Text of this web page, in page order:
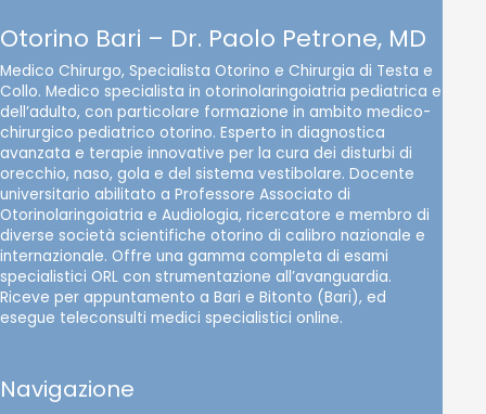
Otorino Bari – Dr. Paolo Petrone, MD
Medico Chirurgo, Specialista Otorino e Chirurgia di Testa e
Collo. Medico specialista in otorinolaringoiatria pediatrica e
dell’adulto, con particolare formazione in ambito medico-
chirurgico pediatrico otorino. Esperto in diagnostica
avanzata e terapie innovative per la cura dei disturbi di
orecchio, naso, gola e del sistema vestibolare. Docente
universitario abilitato a Professore Associato di
Otorinolaringoiatria e Audiologia, ricercatore e membro di
diverse società scientifiche otorino di calibro nazionale e
internazionale. Offre una gamma completa di esami
specialistici ORL con strumentazione all’avanguardia.
Riceve per appuntamento a Bari e Bitonto (Bari), ed
esegue teleconsulti medici specialistici online.
Navigazione